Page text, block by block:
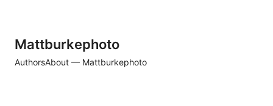
Mattburkephoto
AuthorsAbout — Mattburkephoto